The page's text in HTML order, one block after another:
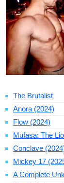
The Brutalist
Anora (2024)
Flow (2024)
Mufasa: The
Conclave
Mickey 17
A Complete